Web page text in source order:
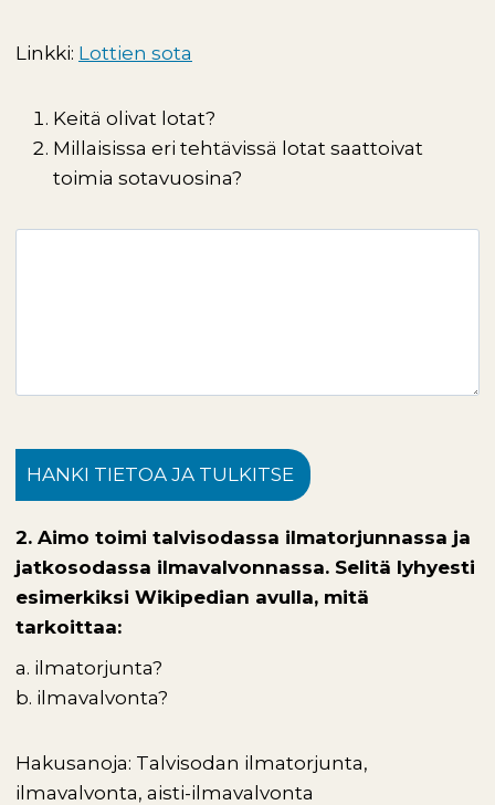
Linkki: Lottien sota
Keitä olivat lotat?
Millaisissa eri tehtävissä lotat saattoivat
toimia sotavuosina?
HANKI TIETOA JA TULKITSE
2. Aimo toimi talvisodassa ilmatorjunnassa ja
jatkosodassa ilmavalvonnassa. Selitä lyhyesti
esimerkiksi Wikipedian avulla, mitä
tarkoittaa:
a. ilmatorjunta?
b. ilmavalvonta?
Hakusanoja: Talvisodan ilmatorjunta,
ilmavalvonta, aisti-ilmavalvonta